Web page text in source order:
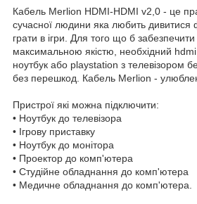
Кабель Merlion HDMI-HDMI v2,0 - це
сучасної людини яка любить дивитися
грати в ігри. Для того що б
максимальною якістю, необхідний
ноутбук або playstation з телевізором
без перешкод. Кабель Merlion -
Пристрої які можна підключити:
• Ноутбук до телевізора
• Ігрову приставку
• Ноутбук до монітора
• Проектор до комп'ютера
• Студійне обладнання до комп'ютера
• Медичне обладнання до комп'ютера.